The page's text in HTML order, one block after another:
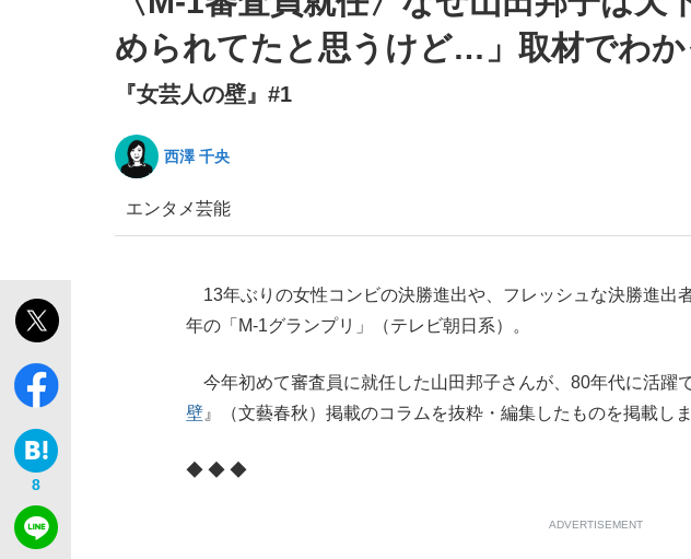
「目標達成できなかったからと言って…」サッカー日本代表・森保一監
められてたと思うけど…」取材でわか
『女芸人の壁』#1
西澤 千央
エンタメ芸能
8
13年ぶりの女性コンビの決勝進出や、フレッシュな決勝進出
年の「M-1グランプリ」（テレビ朝日系）。
今年初めて審査員に就任した山田邦子さんが、80年代に活躍
壁 』（文藝春秋）掲載のコラムを抜粋・編集したものを掲載しま
◆ ◆ ◆
ADVERTISEMENT